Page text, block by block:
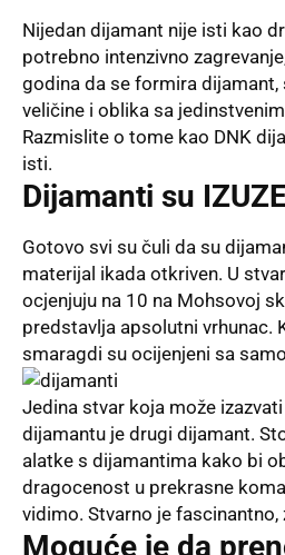
Nijedan dijamant nije isti kao
potrebno intenzivno
godina da se formira dijamant,
veličine i oblika sa
Razmislite o tome kao DNK
isti.
Dijamanti su
Gotovo svi su čuli da su
materijal ikada otkriven. U
ocjenjuju na 10 na Mohsovoj
predstavlja apsolutni vrhunac.
smaragdi su ocijenjeni sa
Jedina stvar koja može
dijamantu je drugi dijamant.
alatke s dijamantima kako bi
dragocenost u prekrasne
vidimo. Stvarno je fascinantno,
Moguće je da